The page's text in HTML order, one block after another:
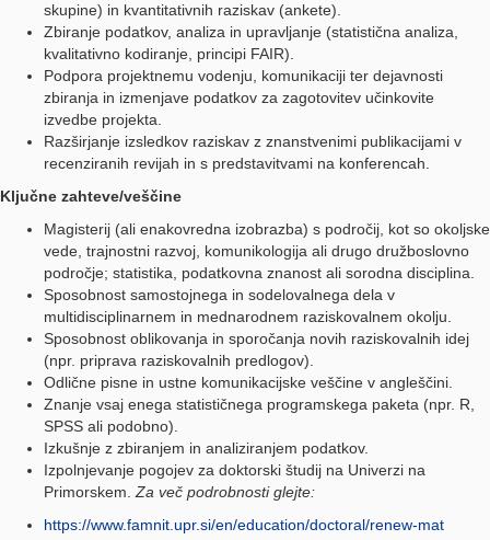
skupine) in kvantitativnih raziskav (ankete).
Zbiranje podatkov, analiza in upravljanje (statistična analiza,
kvalitativno kodiranje, principi FAIR).
Podpora projektnemu vodenju, komunikaciji ter dejavnosti
zbiranja in izmenjave podatkov za zagotovitev učinkovite
izvedbe projekta.
Razširjanje izsledkov raziskav z znanstvenimi publikacijami v
recenziranih revijah in s predstavitvami na konferencah.
Ključne zahteve/veščine
Magisterij (ali enakovredna izobrazba) s področij, kot so okoljske
vede, trajnostni razvoj, komunikologija ali drugo družboslovno
področje; statistika, podatkovna znanost ali sorodna disciplina.
Sposobnost samostojnega in sodelovalnega dela v
multidisciplinarnem in mednarodnem raziskovalnem okolju.
Sposobnost oblikovanja in sporočanja novih raziskovalnih idej
(npr. priprava raziskovalnih predlogov).
Odlične pisne in ustne komunikacijske veščine v angleščini.
Znanje vsaj enega statističnega programskega paketa (npr. R,
SPSS ali podobno).
Izkušnje z zbiranjem in analiziranjem podatkov.
Izpolnjevanje pogojev za doktorski študij na Univerzi na
Primorskem. Za več podrobnosti glejte:
https://www.famnit.upr.si/en/education/doctoral/renew-mat